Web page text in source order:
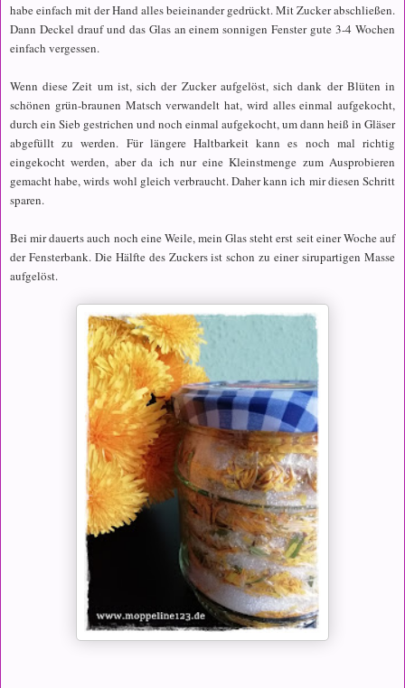
habe einfach mit der Hand alles beieinander gedrückt. Mit Zucker abschließen.
Dann Deckel drauf und das Glas an einem sonnigen Fenster gute 3-4 Wochen
einfach vergessen.
Wenn diese Zeit um ist, sich der Zucker aufgelöst, sich dank der Blüten in
schönen grün-braunen Matsch verwandelt hat, wird alles einmal aufgekocht,
durch ein Sieb gestrichen und noch einmal aufgekocht, um dann heiß in Gläser
abgefüllt zu werden. Für längere Haltbarkeit kann es noch mal richtig
eingekocht werden, aber da ich nur eine Kleinstmenge zum Ausprobieren
gemacht habe, wirds wohl gleich verbraucht. Daher kann ich mir diesen Schritt
sparen.
Bei mir dauerts auch noch eine Weile, mein Glas steht erst seit einer Woche auf
der Fensterbank. Die Hälfte des Zuckers ist schon zu einer sirupartigen Masse
aufgelöst.